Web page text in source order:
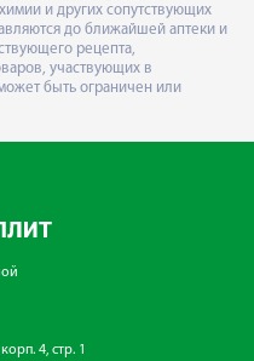
и других сопутствующих
до ближайшей аптеки и
рецепта,
участвующих в
быть ограничен или
4, стр. 1